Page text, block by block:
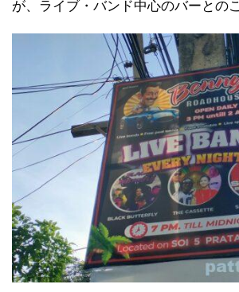
が、ライブ・バンド中心のバーとのこ